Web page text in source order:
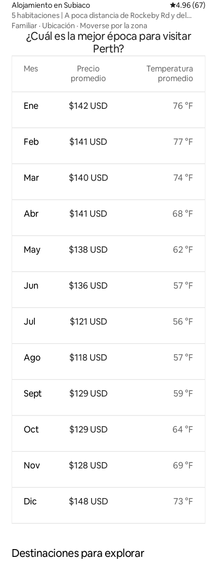
Alojamiento en Subiaco Calificación
4.96 (67)
5 habitaciones | A poca distancia de Rockeby Rd y del
hospital | Juguetes para niños
Familiar · Ubicación · Moverse por la zona
¿Cuál es la mejor época para visitar
Perth?
Mes
Ene
Feb
Mar
Abr
May
Jun
Jul
Ago
Sept
Oct
Nov
Dic
Precio
promedio
$142 USD
$141 USD
$140 USD
$141 USD
$138 USD
$136 USD
$121 USD
$118 USD
$129 USD
$129 USD
$128 USD
$148 USD
Temperatura
promedio
76 °F
77 °F
74 °F
68 °F
62 °F
57 °F
56 °F
57 °F
59 °F
64 °F
69 °F
73 °F
Destinaciones para explorar